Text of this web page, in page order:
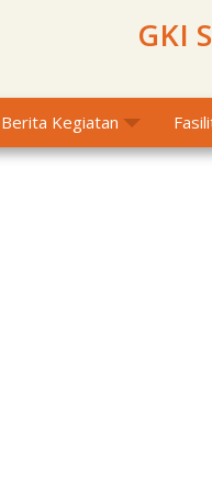
GKI
Berita Kegiatan